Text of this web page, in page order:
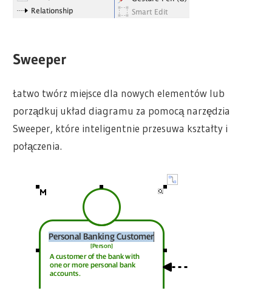
Sweeper
Łatwo twórz miejsce dla nowych elementów lub
porządkuj układ diagramu za pomocą narzędzia
Sweeper, które inteligentnie przesuwa kształty i
połączenia.